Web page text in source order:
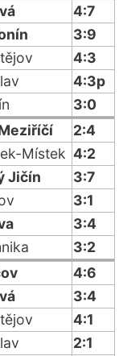
4:7
3:9
4:3
4:3p
3:0
2:4
Místek 4:2
Jičín
3:7
3:1
3:4
3:2
4:6
3:4
4:1
2:1